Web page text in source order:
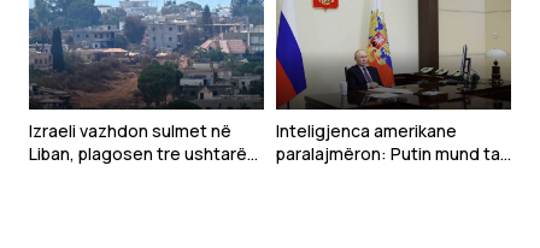
Izraeli vazhdon sulmet në
Liban, plagosen tre ushtarë
Inteligjenca amerikane
paralajmëron: Putin mund ta